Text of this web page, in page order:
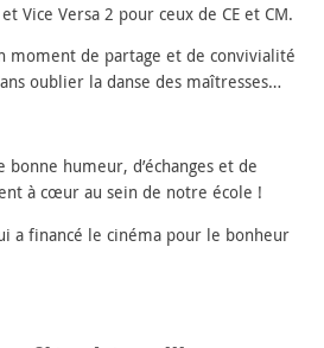
Vice Versa 2 pour ceux de CE et CM.
moment de partage et de convivialité
oublier la danse des maîtresses…
humeur, d’échanges et de
à cœur au sein de notre école !
a financé le cinéma pour le bonheur